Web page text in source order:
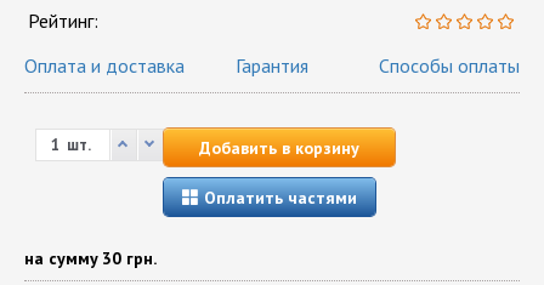
Рейтинг:
Оплата и доставка
Гарантия Способы оплаты
шт. Добавить в корзину
Оплатить частями
на сумму 30 грн.